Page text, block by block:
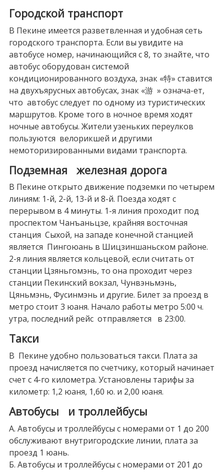
Городской транспорт
В Пекине имеется разветвленная и удобная сеть
городского транспорта. Если вы увидите на
автобусе номер, начинающийся с 8, то знайте, что
автобус оборудован системой
кондиционированного воздуха, знак «特» ставится
на двухъярусных автобусах, знак «游 » означа-ет,
что автобус следует по одному из туристических
маршрутов. Кроме того в ночное время ходят
ночные автобусы. Жители узеньких переулков
пользуются велорикшей и другими
немоторизированными видами транспорта.
Подземная железная дорога
В Пекине открыто движение подземки по четырем
линиям: 1-й, 2-й, 13-й и 8-й. Поезда ходят с
перерывом в 4 минуты. 1-я линия проходит под
проспектом Чанъаньцзе, крайняя восточная
станция Сыхой, на западе конечной станцией
является Пингоюань в Шицзиншаньском районе.
2-я линия является кольцевой, если считать от
станции Цзяньгомэнь, то она проходит через
станции Пекинский вокзал, Чунвэньмэнь,
Цяньмэнь, Фусинмэнь и другие. Билет за проезд в
метро стоит 3 юаня. Начало работы метро 5:00 ч.
утра, последний рейс отправляется в 23:00.
Такси
В Пекине удобно пользоваться такси. Плата за
проезд начисляется по счетчику, который начинает
счет с 4-го километра. Установлены тарифы за
километр: 1,2 юаня, 1,60 ю. и 2,00 юаня.
Автобусы и троллейбусы
А. Автобусы и троллейбусы с номерами от 1 до 200
обслуживают внутригородские линии, плата за
проезд 1 юань.
Б. Автобусы и троллейбусы с номерами от 201 до